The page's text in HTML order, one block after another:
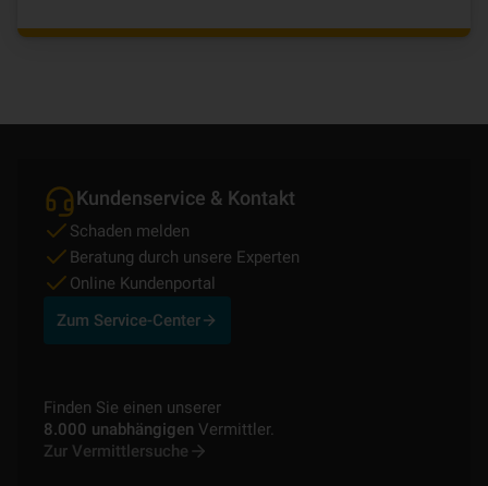
Kundenservice & Kontakt
Schaden melden
Beratung durch unsere Experten
Online Kundenportal
Zum Service-Center
Finden Sie einen unserer
8.000 unabhängigen Vermittler.
Zur Vermittlersuche